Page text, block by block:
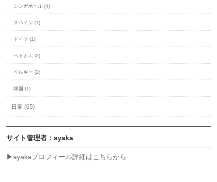
シンガポール (4)
スペイン (1)
ドイツ (1)
ベトナム (2)
ベルギー (2)
韓国 (1)
日常 (65)
サイト管理者：ayaka
▶︎ayakaプロフィール詳細はこちらから